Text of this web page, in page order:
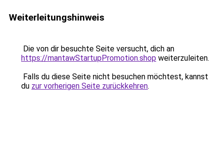
Weiterleitungshinweis
Die von dir besuchte Seite versucht, dich an
https://mantawStartupPromotion.shop weiterzuleiten.
Falls du diese Seite nicht besuchen möchtest, kannst
du zur vorherigen Seite zurückkehren.